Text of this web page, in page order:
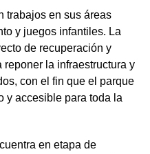
trabajos en sus áreas
y juegos infantiles. La
de recuperación y
la infraestructura y
con el fin que el parque
y accesible para toda la
en etapa de